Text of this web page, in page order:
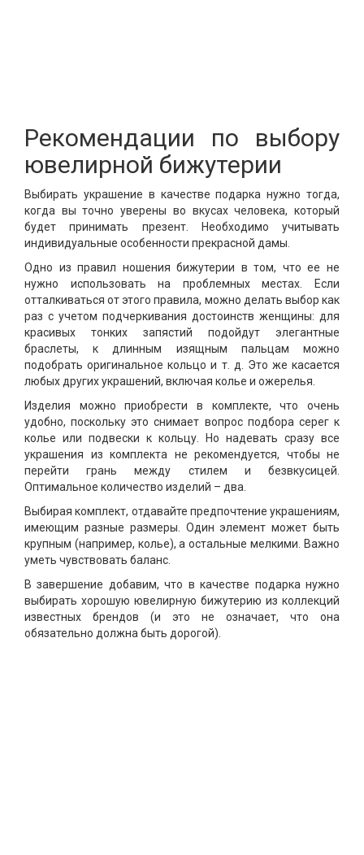
Рекомендации по выбору
ювелирной бижутерии
Выбирать украшение в качестве подарка нужно тогда,
когда вы точно уверены во вкусах человека, который
будет принимать презент. Необходимо учитывать
индивидуальные особенности прекрасной дамы.
Одно из правил ношения бижутерии в том, что ее не
нужно использовать на проблемных местах. Если
отталкиваться от этого правила, можно делать выбор как
раз с учетом подчеркивания достоинств женщины: для
красивых тонких запястий подойдут элегантные
браслеты, к длинным изящным пальцам можно
подобрать оригинальное кольцо и т. д. Это же касается
любых других украшений, включая колье и ожерелья.
Изделия можно приобрести в комплекте, что очень
удобно, поскольку это снимает вопрос подбора серег к
колье или подвески к кольцу. Но надевать сразу все
украшения из комплекта не рекомендуется, чтобы не
перейти грань между стилем и безвкусицей.
Оптимальное количество изделий – два.
Выбирая комплект, отдавайте предпочтение украшениям,
имеющим разные размеры. Один элемент может быть
крупным (например, колье), а остальные мелкими. Важно
уметь чувствовать баланс.
В завершение добавим, что в качестве подарка нужно
выбирать хорошую ювелирную бижутерию из коллекций
известных брендов (и это не означает, что она
обязательно должна быть дорогой).